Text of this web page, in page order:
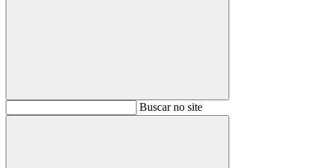
BuscarBuscar no site